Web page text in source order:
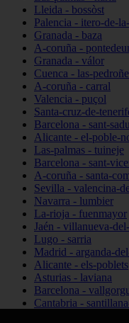
Lleida - bossòst
Palencia - itero-de-
Granada - baza
A-coruña -
Granada - válor
Cuenca - las-
A-coruña - carral
Valencia - puçol
Santa-cruz-de-
Barcelona - sant-
Alicante - el-poble-
Las-palmas - tuineje
Barcelona - sant-
A-coruña - santa-
Sevilla - valencina-
Navarra - lumbier
La-rioja - fuenmayor
Jaén - villanueva-
Lugo - sarria
Madrid - arganda-
Alicante - els-poblets
Asturias - laviana
Barcelona -
Cantabria -